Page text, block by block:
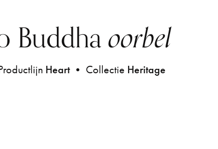
Buddhaoorbel
Heart• Collectie Heritage